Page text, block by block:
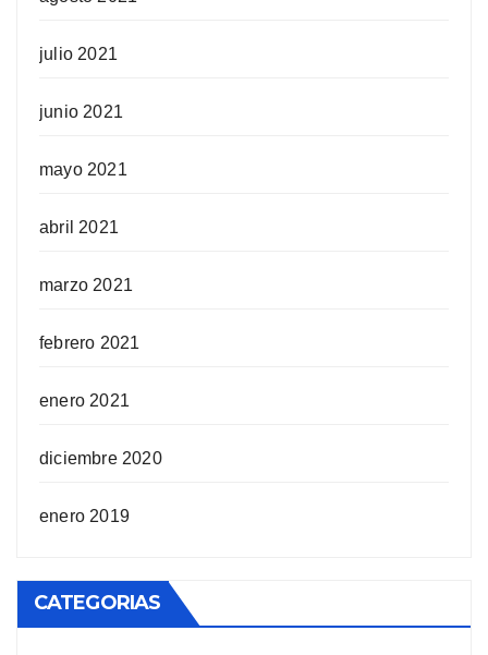
julio 2021
junio 2021
mayo 2021
abril 2021
marzo 2021
febrero 2021
enero 2021
diciembre 2020
enero 2019
CATEGORIAS